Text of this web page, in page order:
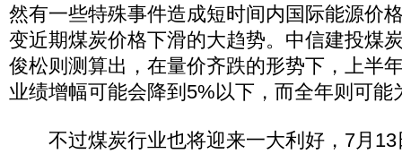
然有一些特殊事件造成短时间内国际能源价
变近期煤炭价格下滑的大趋势。中信建投煤
俊松则测算出，在量价齐跌的形势下，上半
业绩增幅可能会降到5%以下，而全年则可能
不过煤炭行业也将迎来一大利好，7月13